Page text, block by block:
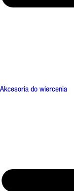
Akcesoria do wiercenia